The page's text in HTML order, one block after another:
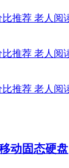
动固态硬盘